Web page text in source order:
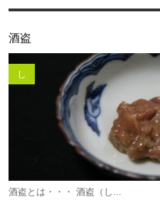
酒盗
し
酒盗とは・・・ 酒盗（し...